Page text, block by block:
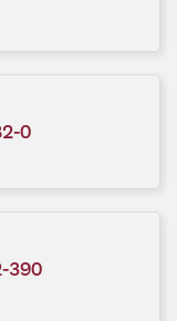
0
390